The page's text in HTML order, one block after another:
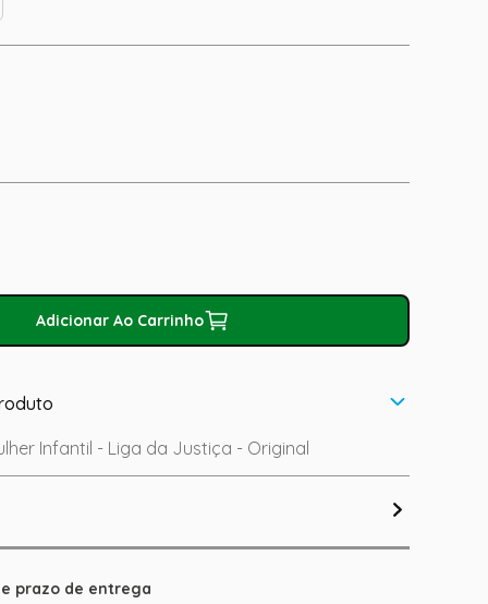
Adicionar Ao Carrinho
Infantil - Liga da Justiça - Original